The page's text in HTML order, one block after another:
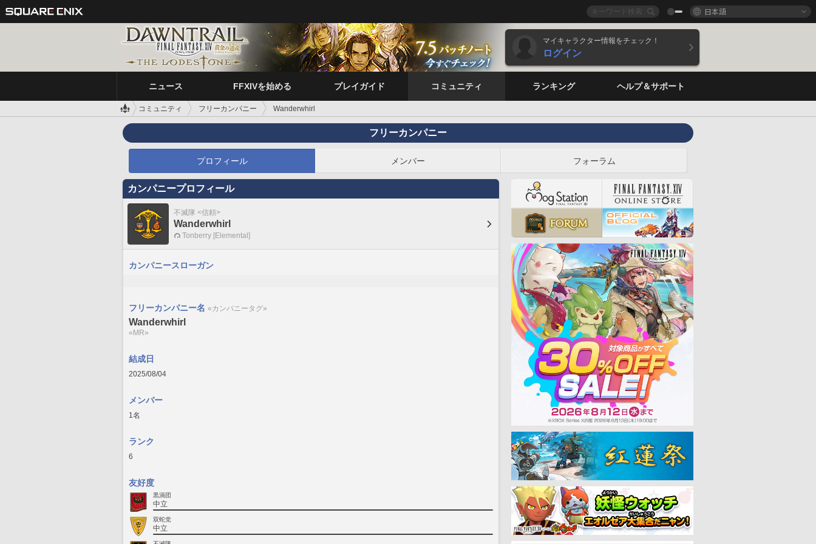
日本語
マイキャラクター情報をチェック！
ログイン
ニュース FFXIVを始める プレイガイド コミュニティ ランキング ヘルプ＆サポート
コミュニティ フリーカンパニー Wanderwhirl
フリーカンパニー
プロフィール メンバー フォーラム
カンパニープロフィール
不滅隊 <信頼>
Wanderwhirl
Tonberry [Elemental]
カンパニースローガン
フリーカンパニー名 «カンパニータグ»
Wanderwhirl
«MR»
結成日
2025/08/04
メンバー
1名
ランク
6
友好度
黒渦団
中立
双蛇党
中立